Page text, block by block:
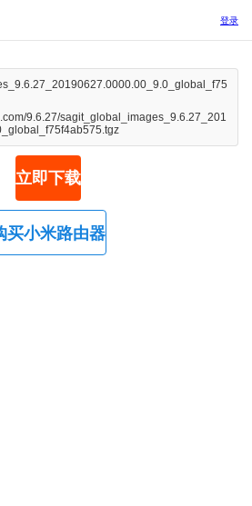
登录
9.6.27/sagit_global_images_9.6.27_201
立即下载
买小米路由器